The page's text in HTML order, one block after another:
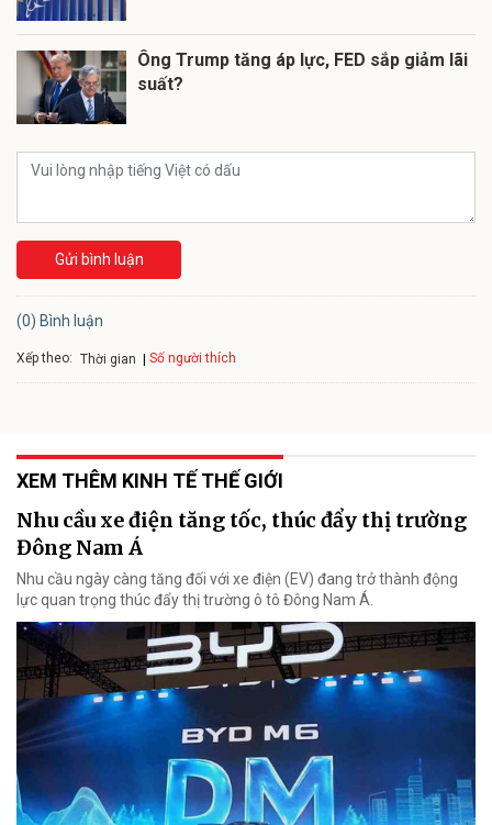
Ông Trump tăng áp lực, FED sắp giảm lãi
suất?
Gửi bình luận
(0) Bình luận
Xếp theo: Thời gian Số người thích
XEM THÊM KINH TẾ THẾ GIỚI
Nhu cầu xe điện tăng tốc, thúc đẩy thị trường
Đông Nam Á
Nhu cầu ngày càng tăng đối với xe điện (EV) đang trở thành động
lực quan trọng thúc đẩy thị trường ô tô Đông Nam Á.